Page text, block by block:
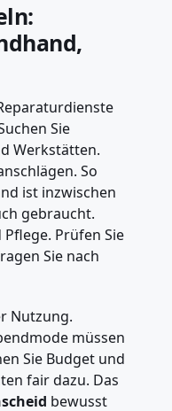
Sie
Werkstätten.
So
ist inzwischen
gebraucht.
Prüfen Sie
Sie nach
Nutzung.
müssen
Sie Budget und
fair dazu. Das
bewusst